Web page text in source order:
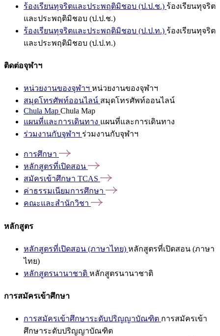
ร้องเรียนทุจริตและประพฤติมิชอบ (ป.ป.ช.) ร้องเรียนทุจริต
และประพฤติมิชอบ (ป.ป.ช.)
ร้องเรียนทุจริตและประพฤติมิชอบ (ป.ป.ท.) ร้องเรียนทุจริต
และประพฤติมิชอบ (ป.ป.ท.)
ติดต่อจุฬาฯ
หน่วยงานของจุฬาฯ หน่วยงานของจุฬาฯ
สมุดโทรศัพท์ออนไลน์ สมุดโทรศัพท์ออนไลน์
Chula Map Chula Map
แผนที่และการเดินทาง แผนที่และการเดินทาง
ร่วมงานกับจุฬาฯ ร่วมงานกับจุฬาฯ
การศึกษา
หลักสูตรที่เปิดสอน
สมัครเข้าศึกษา TCAS
ค่าธรรมเนียมการศึกษา
คณะและสำนักวิชา
หลักสูตร
หลักสูตรที่เปิดสอน (ภาษาไทย) หลักสูตรที่เปิดสอน (ภาษา
ไทย)
หลักสูตรนานาชาติ หลักสูตรนานาชาติ
การสมัครเข้าศึกษา
การสมัครเข้าศึกษาระดับปริญญาบัณฑิต การสมัครเข้า
ศึกษาระดับปริญญาบัณฑิต